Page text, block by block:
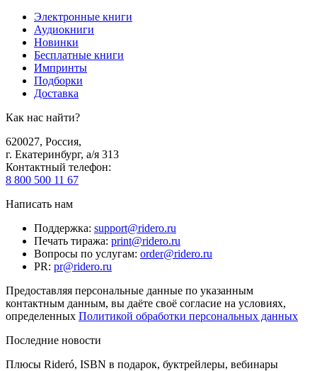
Электронные книги
Аудиокниги
Новинки
Бесплатные книги
Импринты
Подборки
Доставка
Как нас найти?
620027, Россия,
г. Екатеринбург, а/я 313
Контактный телефон:
8 800 500 11 67
Написать нам
Поддержка: support@ridero.ru
Печать тиража: print@ridero.ru
Вопросы по услугам: order@ridero.ru
PR: pr@ridero.ru
Предоставляя персональные данные по указанным
контактным данным, вы даёте своё согласие на условиях,
определенных Политикой обработки персональных данных
Последние новости
Плюсы Rideró, ISBN в подарок, буктрейлеры, вебинары